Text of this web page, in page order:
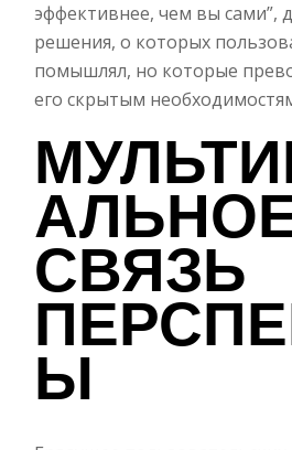
эффективнее, чем вы сами”,
решения, о которых
помышлял, но которые
его скрытым
СВЯЗЬ
Ы